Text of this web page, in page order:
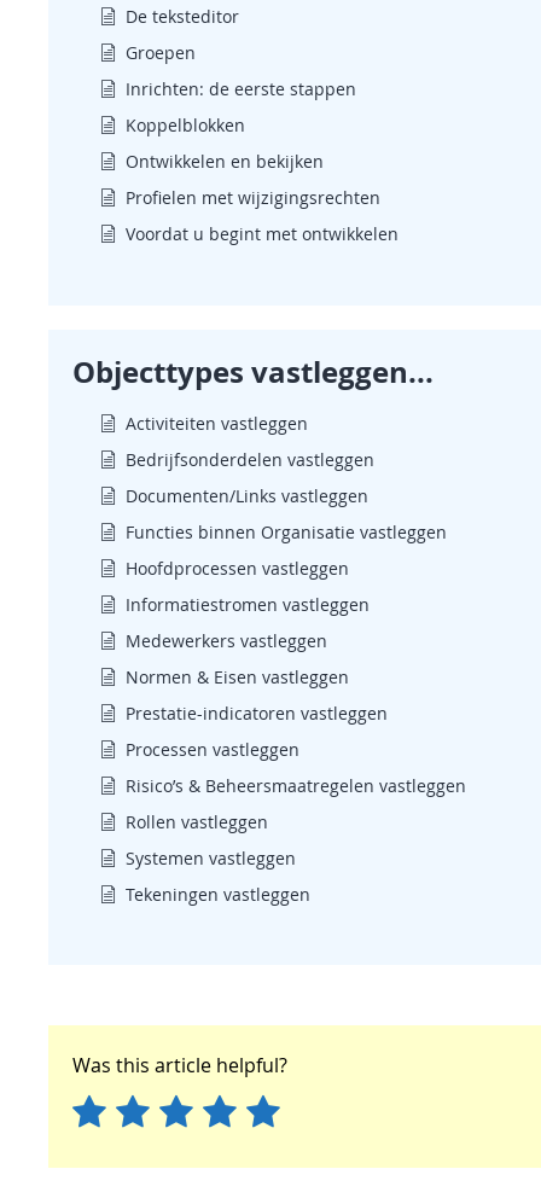
De teksteditor
Groepen
Inrichten: de eerste stappen
Koppelblokken
Ontwikkelen en bekijken
Profielen met wijzigingsrechten
Voordat u begint met ontwikkelen
Objecttypes vastleggen...
Activiteiten vastleggen
Bedrijfsonderdelen vastleggen
Documenten/Links vastleggen
Functies binnen Organisatie vastleggen
Hoofdprocessen vastleggen
Informatiestromen vastleggen
Medewerkers vastleggen
Normen & Eisen vastleggen
Prestatie-indicatoren vastleggen
Processen vastleggen
Risico’s & Beheersmaatregelen vastleggen
Rollen vastleggen
Systemen vastleggen
Tekeningen vastleggen
Was this article helpful?